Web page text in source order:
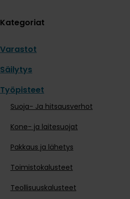
Kategoriat
Varastot
Säilytys
Työpisteet
Suoja- Ja hitsausverhot
Kone- ja laitesuojat
Pakkaus ja lähetys
Toimistokalusteet
Teollisuuskalusteet